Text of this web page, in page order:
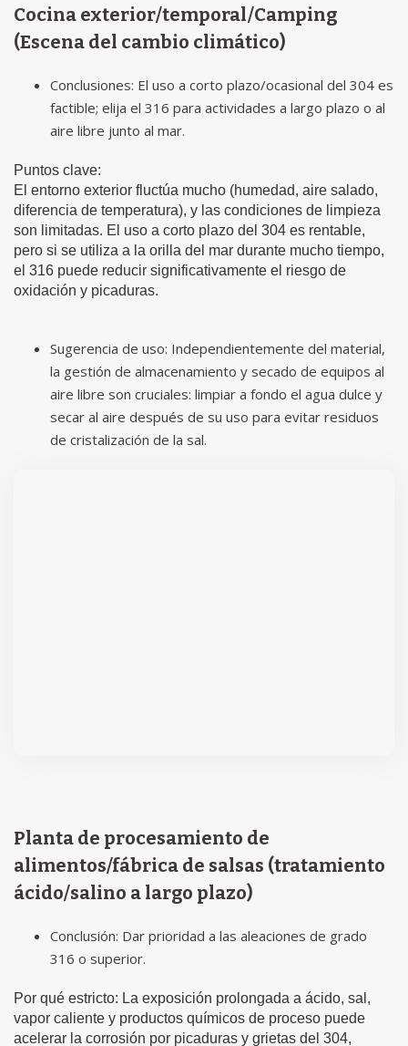
Cocina exterior/temporal/Camping
(Escena del cambio climático)
Conclusiones: El uso a corto plazo/ocasional del 304 es
factible; elija el 316 para actividades a largo plazo o al
aire libre junto al mar.
Puntos clave:
El entorno exterior fluctúa mucho (humedad, aire salado,
diferencia de temperatura), y las condiciones de limpieza
son limitadas. El uso a corto plazo del 304 es rentable,
pero si se utiliza a la orilla del mar durante mucho tiempo,
el 316 puede reducir significativamente el riesgo de
oxidación y picaduras.
Sugerencia de uso: Independientemente del material,
la gestión de almacenamiento y secado de equipos al
aire libre son cruciales: limpiar a fondo el agua dulce y
secar al aire después de su uso para evitar residuos
de cristalización de la sal.
Planta de procesamiento de
alimentos/fábrica de salsas (tratamiento
ácido/salino a largo plazo)
Conclusión: Dar prioridad a las aleaciones de grado
316 o superior.
Por qué estricto: La exposición prolongada a ácido, sal,
vapor caliente y productos químicos de proceso puede
acelerar la corrosión por picaduras y grietas del 304,